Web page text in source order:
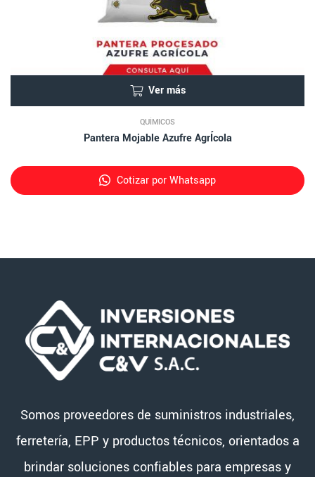
Ver más
QUÍMICOS
Pantera Mojable Azufre AgrÍcola
Cotizar por Whatsapp
Somos proveedores de suministros industriales,
ferretería, EPP y productos técnicos, orientados a
brindar soluciones confiables para empresas y